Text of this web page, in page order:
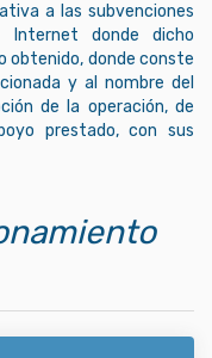
a las subvenciones
donde dicho
obtenido, donde conste
y al nombre del
de la operación, de
prestado, con sus